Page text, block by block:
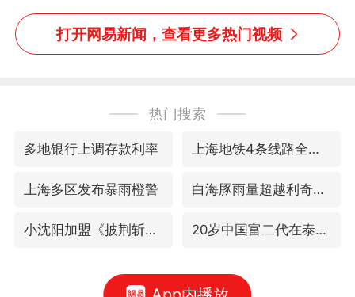
称是人为原因，从未见过
洗衣机自爆
没有一个人掉链子
打开网易新闻，查看更多热门视频
热门搜索
多地银行上调存款利率 上海地铁4条线路全线停运
上海多区发布暴雨橙警 白海豚雨量超越利奇马、巴威
小沈阳加盟《披荆斩棘》 20岁中国富二代在泰国被杀